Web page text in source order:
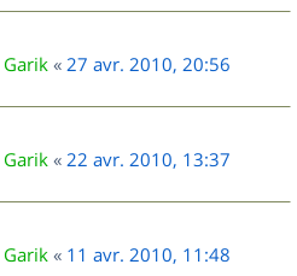
Garik « 27 avr. 2010, 20:56
Garik « 22 avr. 2010, 13:37
Garik « 11 avr. 2010, 11:48